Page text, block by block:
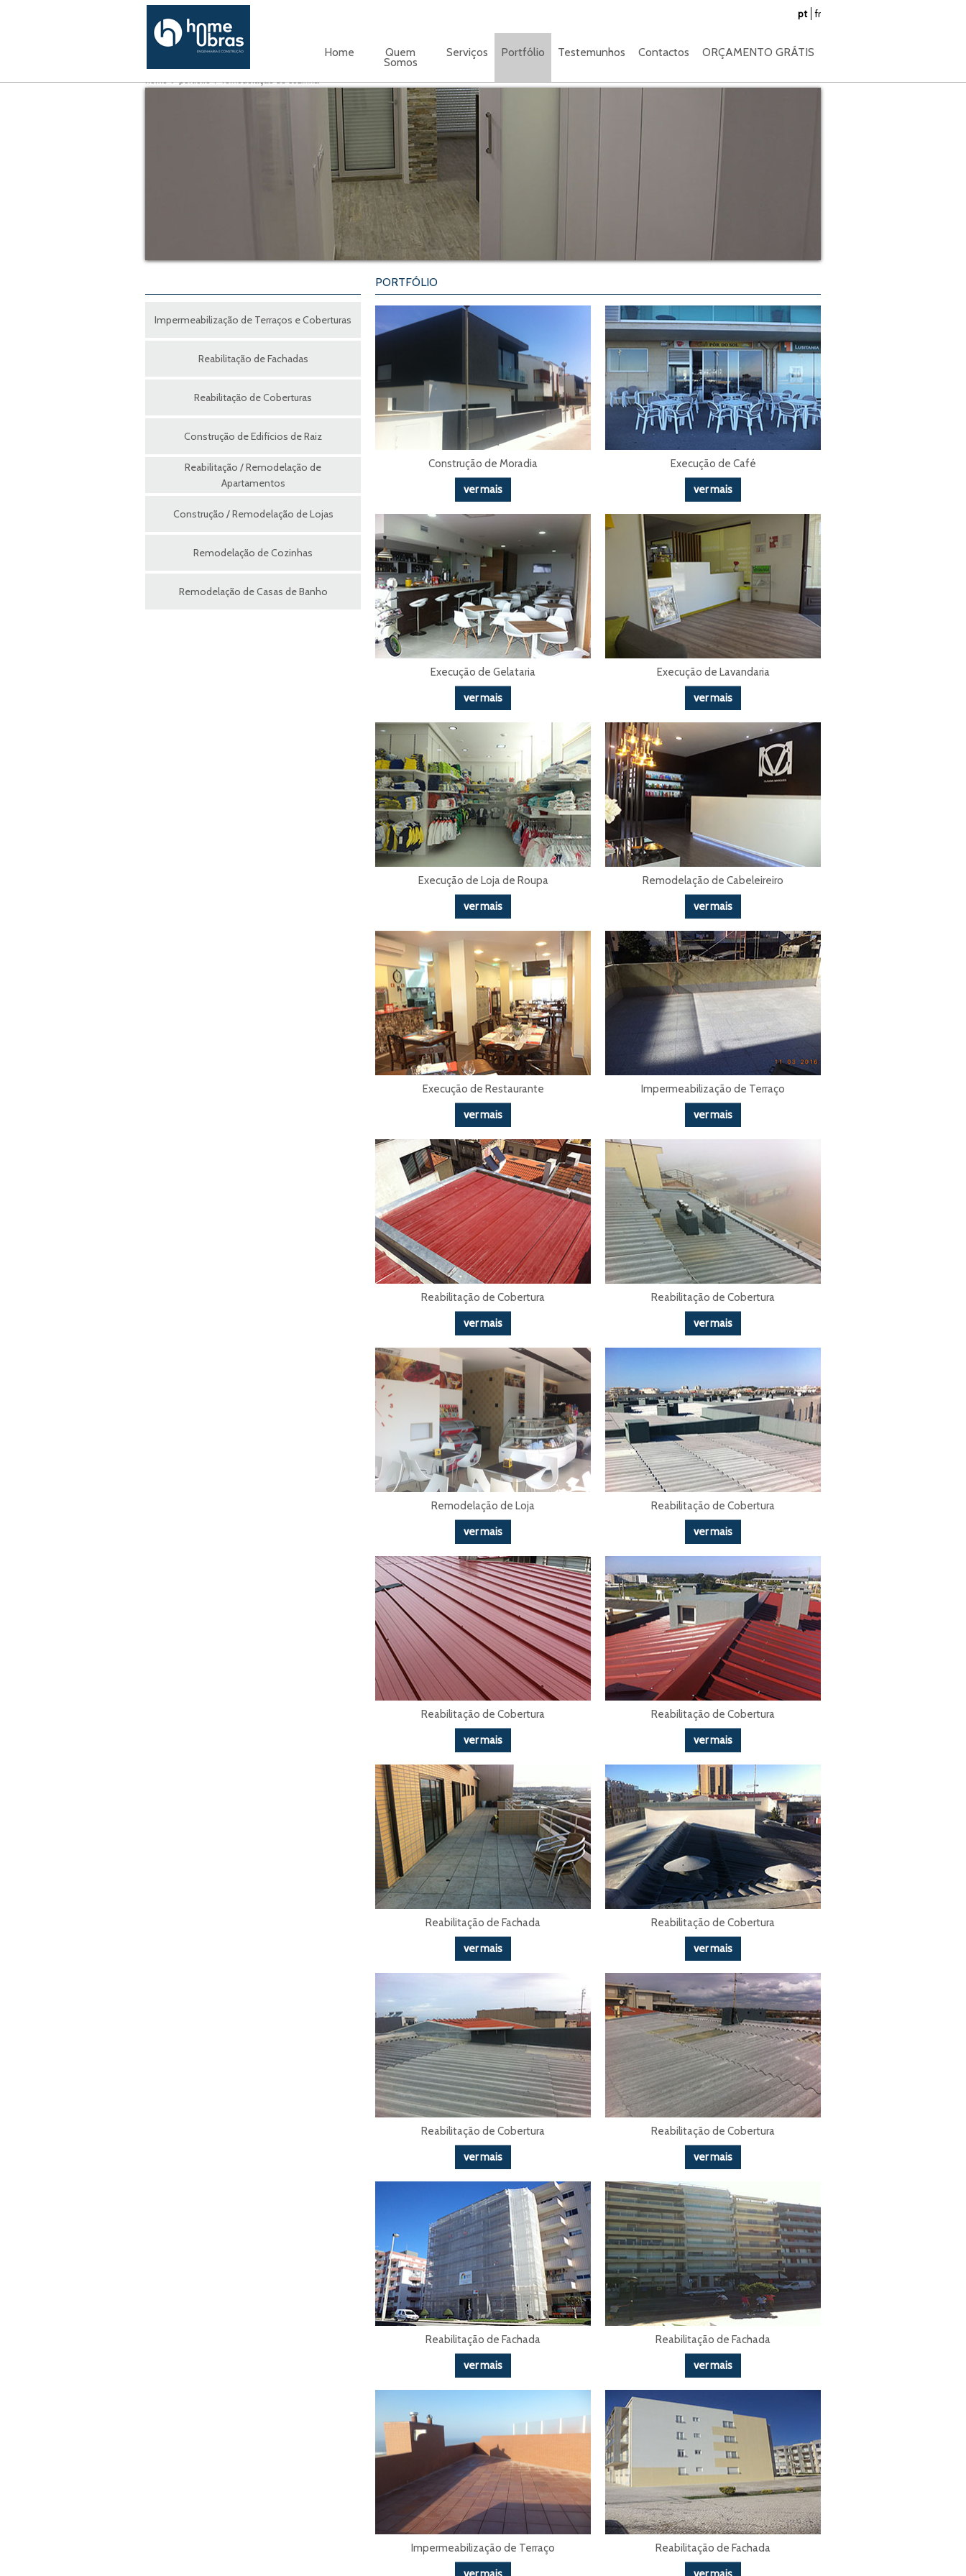
pt fr
Home Quem
Somos
Serviços Portfólio Testemunhos Contactos ORÇAMENTO GRÁTIS
home portfólio remodelação de cozinha
Impermeabilização de Terraços e Coberturas
Reabilitação de Fachadas
Reabilitação de Coberturas
Construção de Edifícios de Raiz
Reabilitação / Remodelação de
Apartamentos
Construção / Remodelação de Lojas
Remodelação de Cozinhas
Remodelação de Casas de Banho
PORTFÓLIO
Construção de Moradia
ver mais
Execução de Café
ver mais
Execução de Gelataria
ver mais
Execução de Lavandaria
ver mais
Execução de Loja de Roupa
ver mais
Remodelação de Cabeleireiro
ver mais
Execução de Restaurante
ver mais
Impermeabilização de Terraço
ver mais
Reabilitação de Cobertura
ver mais
Reabilitação de Cobertura
ver mais
Remodelação de Loja
ver mais
Reabilitação de Cobertura
ver mais
Reabilitação de Cobertura
ver mais
Reabilitação de Cobertura
ver mais
Reabilitação de Fachada
ver mais
Reabilitação de Cobertura
ver mais
Reabilitação de Cobertura
ver mais
Reabilitação de Cobertura
ver mais
Reabilitação de Fachada
ver mais
Reabilitação de Fachada
ver mais
Impermeabilização de Terraço
Reabilitação de Fachada